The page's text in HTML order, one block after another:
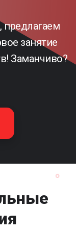
занятие
Заманчиво?